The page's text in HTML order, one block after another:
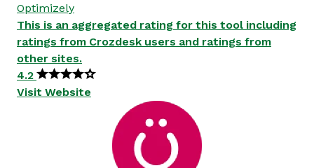
Optimizely
This is an aggregated rating for this tool including
ratings from Crozdesk users and ratings from
other sites.
4.2
Visit Website